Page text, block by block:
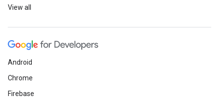
View all
Android
Chrome
Firebase